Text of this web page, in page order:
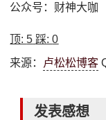
公众号：财神大
顶:5 踩:0
来源： 卢松松博客
发表感想